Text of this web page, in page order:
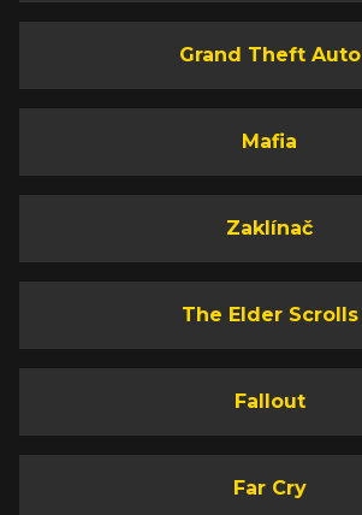
Grand Theft Auto
Mafia
Zaklínač
The Elder Scrolls
Fallout
Far Cry